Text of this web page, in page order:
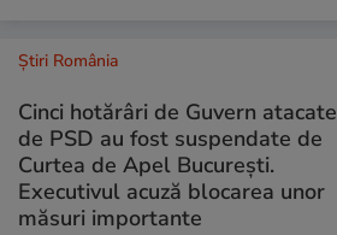
Știri România
Cinci hotărâri de Guvern atacate
de PSD au fost suspendate de
Curtea de Apel București.
Executivul acuză blocarea unor
măsuri importante